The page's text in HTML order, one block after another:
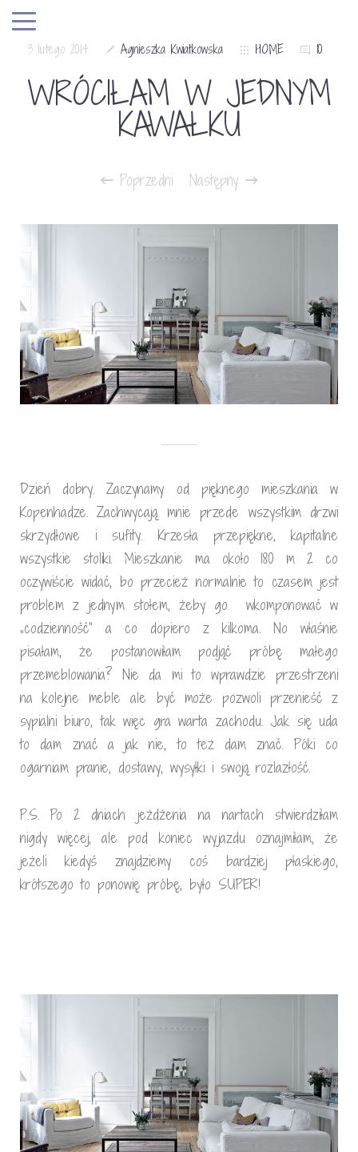
3 lutego 2014 Agnieszka Kwiatkowska HOME 10
WRÓCIŁAM W JEDNYM
KAWAŁKU
Poprzedni Następny
Dzień dobry. Zaczynamy od pięknego mieszkania w
Kopenhadze. Zachwycają mnie przede wszystkim drzwi
skrzydłowe i sufity. Krzesła przepiękne, kapitalne
wszystkie stoliki. Mieszkanie ma około 180 m 2 co
oczywiście widać, bo przecież normalnie to czasem jest
problem z jednym stołem, żeby go wkomponować w
„codzienność” a co dopiero z kilkoma. No właśnie
pisałam, że postanowiłam podjąć próbę małego
przemeblowania? Nie da mi to wprawdzie przestrzeni
na kolejne meble ale być może pozwoli przenieść z
sypialni biuro, tak więc gra warta zachodu. Jak się uda
to dam znać a jak nie, to też dam znać. Póki co
ogarniam pranie, dostawy, wysyłki i swoją rozlazłość.
P.S. Po 2 dniach jeżdżenia na nartach stwierdziłam
nigdy więcej, ale pod koniec wyjazdu oznajmiłam, że
jeżeli kiedyś znajdziemy coś bardziej płaskiego,
krótszego to ponowię próbę, było SUPER!